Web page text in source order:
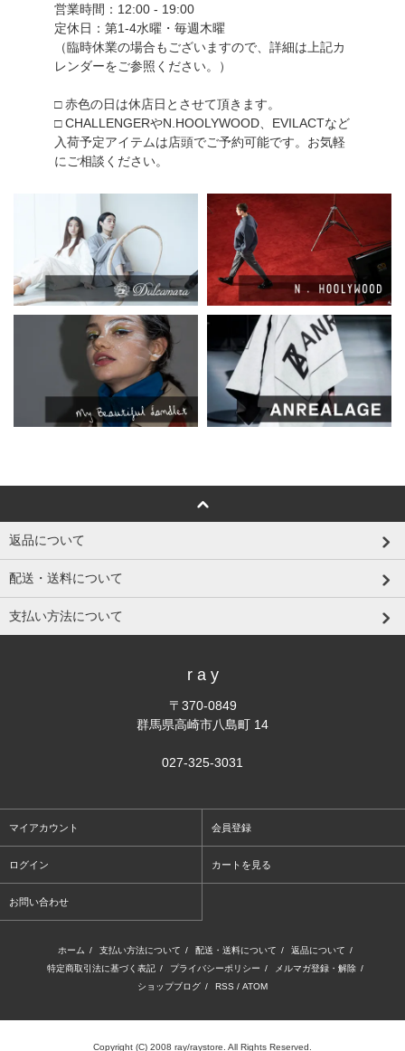
営業時間：12:00 - 19:00
定休日：第1-4水曜・毎週木曜
（臨時休業の場合もございますので、詳細は上記カ
レンダーをご参照ください。）
□ 赤色の日は休店日とさせて頂きます。
□ CHALLENGERやN.HOOLYWOOD、EVILACTなど
入荷予定アイテムは店頭でご予約可能です。お気軽
にご相談ください。
返品について
配送・送料について
支払い方法について
r a y
〒370-0849
群馬県高崎市八島町 14
027-325-3031
マイアカウント 会員登録
ログイン カートを見る
お問い合わせ
ホーム / 支払い方法について / 配送・送料について / 返品について /
特定商取引法に基づく表記 / プライバシーポリシー / メルマガ登録・解除 /
ショップブログ / RSS / ATOM
Copyright (C) 2008 ray/raystore. All Rights Reserved.